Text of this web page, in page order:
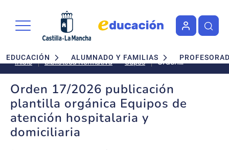
Navegación principal
EDUCACIÓN ALUMNADO Y FAMILIAS
Inicio Biblioteca Normativa Cupos
Orden
17/2026
publicación
plantilla
orgánica
Orden 17/2026 publicación
plantilla orgánica Equipos de
atención hospitalaria y
domiciliaria